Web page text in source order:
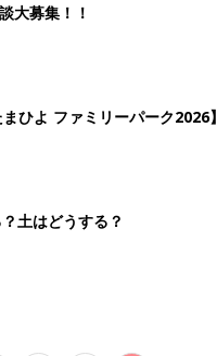
大募集！！
ひよ ファミリーパーク2026】
土はどうする？